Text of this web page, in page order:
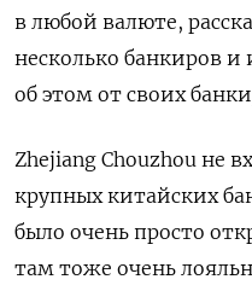
в любой валюте,
несколько банкиров
об этом от своих
Zhejiang Chouzhou не
крупных китайских
было очень просто
там тоже очень